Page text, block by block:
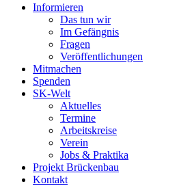
Informieren
Das tun wir
Im Gefängnis
Fragen
Veröffentlichungen
Mitmachen
Spenden
SK-Welt
Aktuelles
Termine
Arbeitskreise
Verein
Jobs & Praktika
Projekt Brückenbau
Kontakt